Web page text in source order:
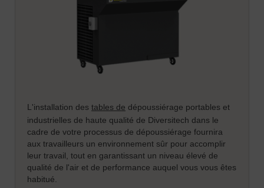
L'installation des tables de dépoussiérage portables et
industrielles de haute qualité de Diversitech dans le
cadre de votre processus de dépoussiérage fournira
aux travailleurs un environnement sûr pour accomplir
leur travail, tout en garantissant un niveau élevé de
qualité de l'air et de performance auquel vous vous êtes
habitué.